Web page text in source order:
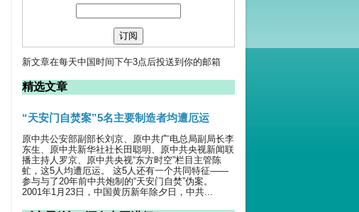
新文章在每天中国时间下午3点后投送到你的邮箱
精选文章
“天安门自焚案”5名主要制造者均遭厄运
原中共公安部副部长刘京、原中共广电总局副局长李
东生、原中共新华社社长田聪明、原中共央视新闻联
播主持人罗京、原中共央视“东方时空”栏目主管陈
虻，这5人均遭厄运。 这5人还有一个共同特征——
参与与了20年前中共炮制的“天安门自焚”伪案。
2001年1月23日，中国黄历新年除夕日，中共...